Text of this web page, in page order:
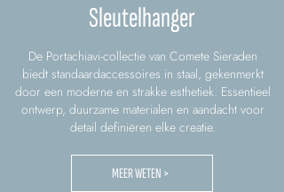
Sleutelhanger
De Portachiavi-collectie van Comete Sieraden
biedt standaardaccessoires in staal, gekenmerkt
door een moderne en strakke esthetiek. Essentieel
ontwerp, duurzame materialen en aandacht voor
detail definiëren elke creatie.
MEER WETEN >